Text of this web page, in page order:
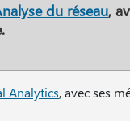
du réseau,
Analytics, avec ses